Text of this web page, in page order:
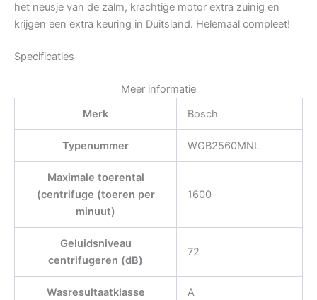
het neusje van de zalm, krachtige motor extra zuinig en
krijgen een extra keuring in Duitsland. Helemaal compleet!
Specificaties
Meer informatie
Merk
Bosch
Typenummer WGB2560MNL
Maximale toerental
(centrifuge (toeren per
minuut)
1600
Geluidsniveau
centrifugeren (dB)
72
Wasresultaatklasse A